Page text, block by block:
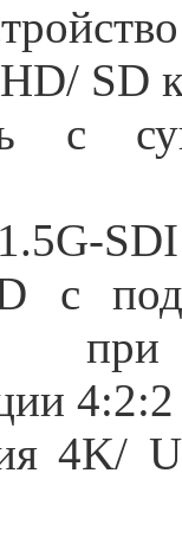
SD
с
с
4:2:2
4K/